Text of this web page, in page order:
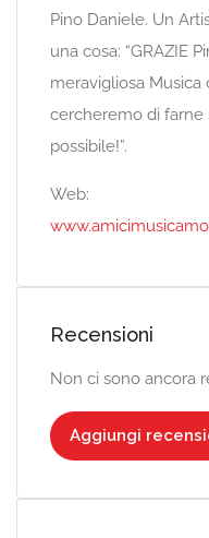
Pino Daniele. Un
una cosa: “GRAZIE
meravigliosa Musica
cercheremo di
possibile!”.
Web:
Recensioni
Non ci sono ancora
Aggiungi